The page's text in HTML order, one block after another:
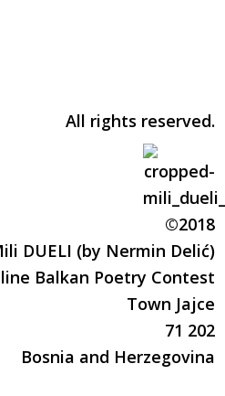
All rights reserved.
©2018
DUELI (by Nermin Delić)
Balkan Poetry Contest
Town Jajce
71 202
Bosnia and Herzegovina